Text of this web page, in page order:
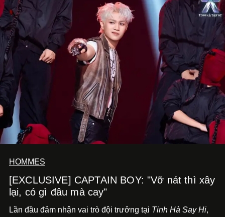
HOMMES
[EXCLUSIVE] CAPTAIN BOY: "Vỡ nát thì xây
lại, có gì đâu mà cay"
Lần đầu đảm nhận vai trò đội trưởng tại Tinh Hà Say Hi,